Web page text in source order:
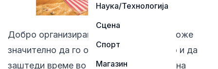
Наука/Технологија
Сцена
Спорт
Магазин
Добро организираната женска чанта може
значително да го олесни секојдневието и да
заштеди време во динамичниот ритам на